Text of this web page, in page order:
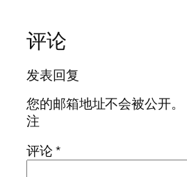
评论
发表回复
您的邮箱地址不会被公开。
注
评论*